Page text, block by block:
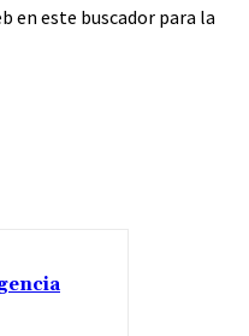
en este buscador para la